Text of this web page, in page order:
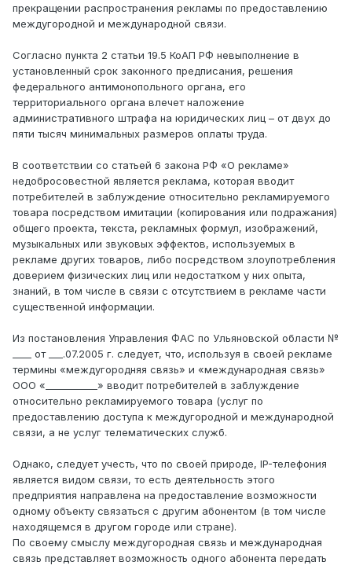
прекращении распространения рекламы по предоставлению
междугородной и международной связи.
Согласно пункта 2 статьи 19.5 КоАП РФ невыполнение в
установленный срок законного предписания, решения
федерального антимонопольного органа, его
территориального органа влечет наложение
административного штрафа на юридических лиц – от двух до
пяти тысяч минимальных размеров оплаты труда.
В соответствии со статьей 6 закона РФ «О рекламе»
недобросовестной является реклама, которая вводит
потребителей в заблуждение относительно рекламируемого
товара посредством имитации (копирования или подражания)
общего проекта, текста, рекламных формул, изображений,
музыкальных или звуковых эффектов, используемых в
рекламе других товаров, либо посредством злоупотребления
доверием физических лиц или недостатком у них опыта,
знаний, в том числе в связи с отсутствием в рекламе части
существенной информации.
Из постановления Управления ФАС по Ульяновской области №
____ от ___.07.2005 г. следует, что, используя в своей рекламе
термины «междугородняя связь» и «международная связь»
ООО «___________» вводит потребителей в заблуждение
относительно рекламируемого товара (услуг по
предоставлению доступа к междугородной и международной
связи, а не услуг телематических служб.
Однако, следует учесть, что по своей природе, IP-телефония
является видом связи, то есть деятельность этого
предприятия направлена на предоставление возможности
одному объекту связаться с другим абонентом (в том числе
находящемся в другом городе или стране).
По своему смыслу междугородная связь и международная
связь представляет возможность одного абонента передать